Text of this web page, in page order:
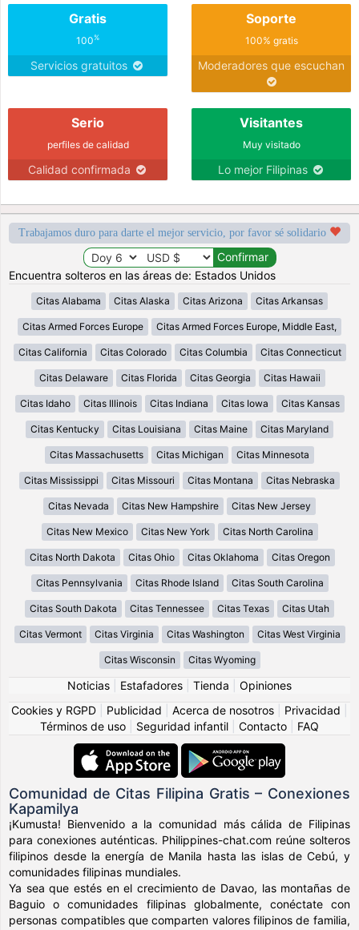
Gratis
100%
Servicios gratuitos
Soporte
100% gratis
Moderadores que escuchan
Serio
perfiles de calidad
Calidad confirmada
Visitantes
Muy visitado
Lo mejor Filipinas
Trabajamos duro para darte el mejor servicio, por favor sé solidario
Encuentra solteros en las áreas de: Estados Unidos
Citas Alabama Citas Alaska Citas Arizona Citas Arkansas
Citas Armed Forces Europe Citas Armed Forces Europe, Middle East,
Citas California Citas Colorado Citas Columbia Citas Connecticut
Citas Delaware Citas Florida Citas Georgia Citas Hawaii
Citas Idaho Citas Illinois Citas Indiana Citas Iowa Citas Kansas
Citas Kentucky Citas Louisiana Citas Maine Citas Maryland
Citas Massachusetts Citas Michigan Citas Minnesota
Citas Mississippi Citas Missouri Citas Montana Citas Nebraska
Citas Nevada Citas New Hampshire Citas New Jersey
Citas New Mexico Citas New York Citas North Carolina
Citas North Dakota Citas Ohio Citas Oklahoma Citas Oregon
Citas Pennsylvania Citas Rhode Island Citas South Carolina
Citas South Dakota Citas Tennessee Citas Texas Citas Utah
Citas Vermont Citas Virginia Citas Washington Citas West Virginia
Citas Wisconsin Citas Wyoming
Noticias Estafadores Tienda
Opiniones
Cookies y RGPD
Publicidad Acerca de nosotros Privacidad
Términos de uso
Seguridad infantil Contacto FAQ
Comunidad de Citas Filipina Gratis – Conexiones
Kapamilya
¡Kumusta! Bienvenido a la comunidad más cálida de Filipinas
para conexiones auténticas. Philippines-chat.com reúne solteros
filipinos desde la energía de Manila hasta las islas de Cebú, y
comunidades filipinas mundiales.
Ya sea que estés en el crecimiento de Davao, las montañas de
Baguio o comunidades filipinas globalmente, conéctate con
personas compatibles que comparten valores filipinos de familia,